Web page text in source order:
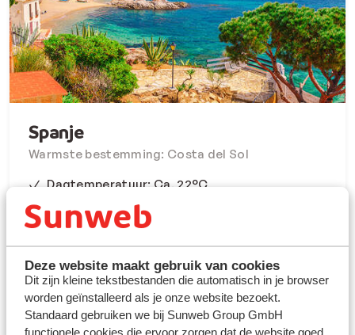
Deze website maakt gebruik van cookies
Dit zijn kleine tekstbestanden die automatisch in je browser
worden geïnstalleerd als je onze website bezoekt.
Standaard gebruiken we bij Sunweb Group GmbH
functionele cookies die ervoor zorgen dat de website goed
Spanje
Warmste bestemming: Costa del Sol
Dagtemperatuur: Ca. 22°C
Watertemperatuur: Ca. 18°C
Nachttemperatuur: Ca. 12°C
Spanje